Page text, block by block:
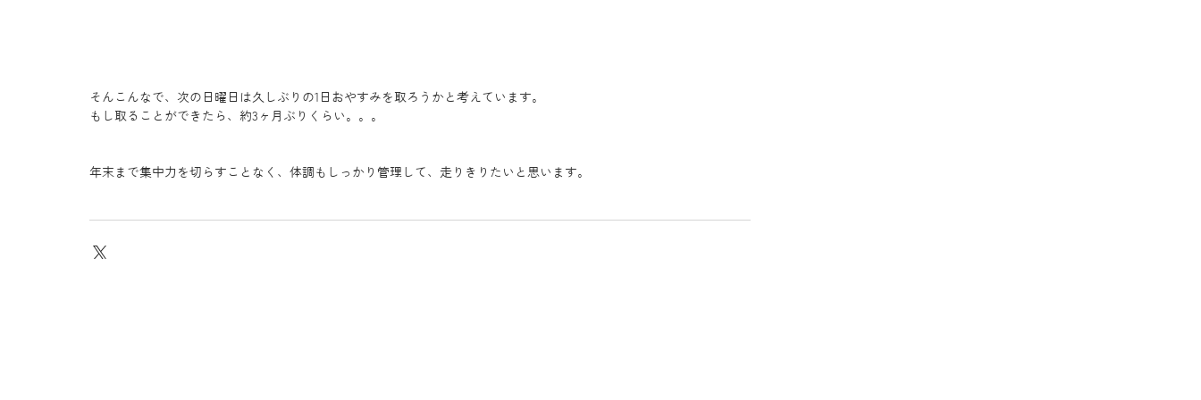
そんこんなで、次の日曜日は久しぶりの1日おやすみを取ろうかと考えています。
もし取ることができたら、約3ヶ月ぶりくらい。。。
年末まで集中力を切らすことなく、体調もしっかり管理して、走りきりたいと思います。